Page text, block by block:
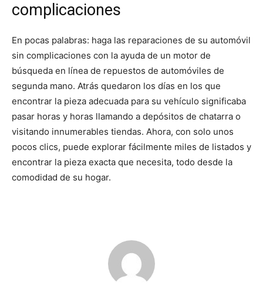
complicaciones
En pocas palabras: haga las reparaciones de su automóvil
sin complicaciones con la ayuda de un motor de
búsqueda en línea de repuestos de automóviles de
segunda mano. Atrás quedaron los días en los que
encontrar la pieza adecuada para su vehículo significaba
pasar horas y horas llamando a depósitos de chatarra o
visitando innumerables tiendas. Ahora, con solo unos
pocos clics, puede explorar fácilmente miles de listados y
encontrar la pieza exacta que necesita, todo desde la
comodidad de su hogar.